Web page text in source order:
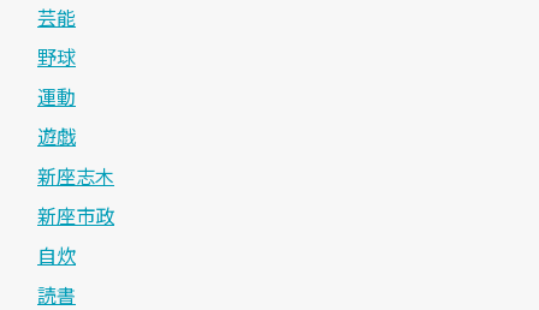
芸能
野球
運動
遊戯
新座志木
新座市政
自炊
読書